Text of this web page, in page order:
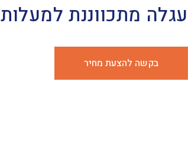
עגלה מתכווננת למעלות
בקשה להצעת מחיר